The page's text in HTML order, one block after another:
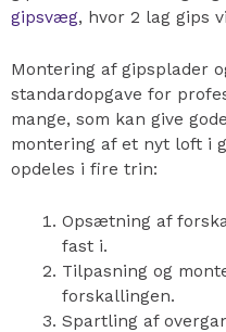
gipsvæg, hvor 2 lag gips
Montering af gipsplader
standardopgave for
mange, som kan give
montering af et nyt loft i
opdeles i fire trin:
Opsætning af
fast i.
Tilpasning og
forskallingen.
Spartling af